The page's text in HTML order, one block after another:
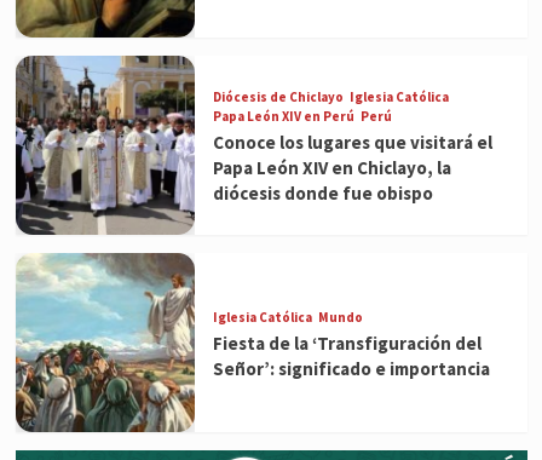
Diócesis de Chiclayo Iglesia Católica
Papa León XIV en Perú Perú
Conoce los lugares que visitará el
Papa León XIV en Chiclayo, la
diócesis donde fue obispo
Iglesia Católica Mundo
Fiesta de la ‘Transfiguración del
Señor’: significado e importancia